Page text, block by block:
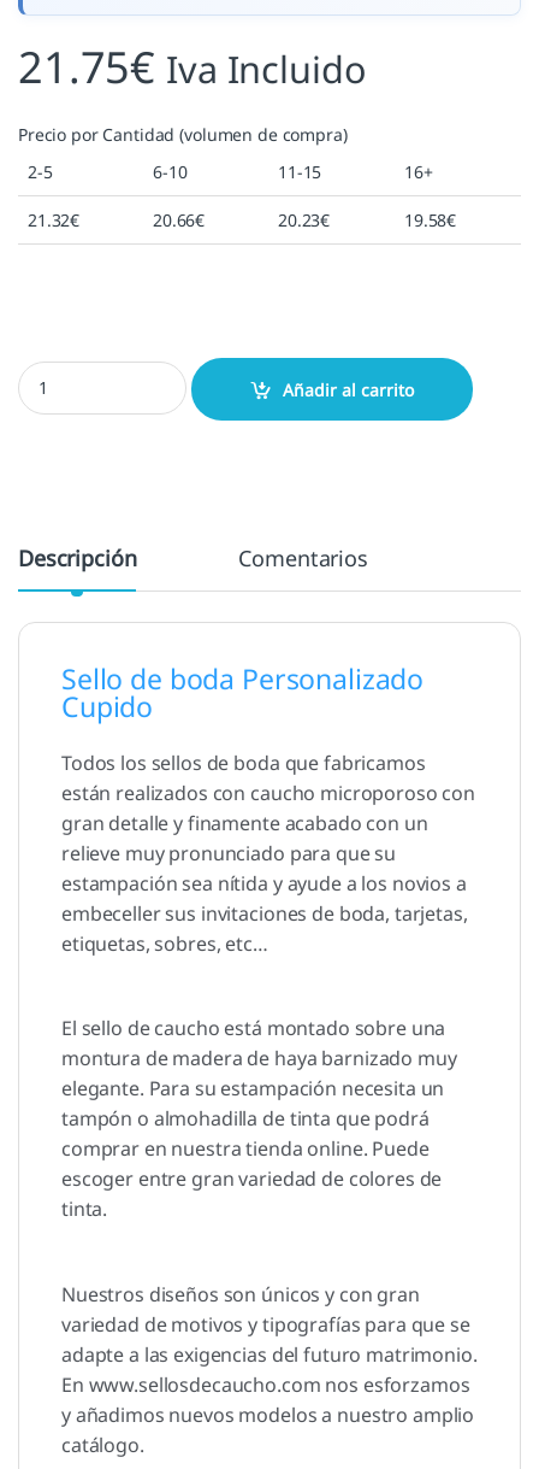
21.75€ Iva Incluido
Precio por Cantidad (volumen de compra)
2-5
6-10 11-15 16+
21.32€ 20.66€ 20.23€ 19.58€
Cupido cantidad
Añadir al carrito
Descripción Comentarios
Sello de boda Personalizado
Cupido
Todos los sellos de boda que fabricamos
están realizados con caucho microporoso con
gran detalle y finamente acabado con un
relieve muy pronunciado para que su
estampación sea nítida y ayude a los novios a
embeceller sus invitaciones de boda, tarjetas,
etiquetas, sobres, etc…
El sello de caucho está montado sobre una
montura de madera de haya barnizado muy
elegante. Para su estampación necesita un
tampón o almohadilla de tinta que podrá
comprar en nuestra tienda online. Puede
escoger entre gran variedad de colores de
tinta.
Nuestros diseños son únicos y con gran
variedad de motivos y tipografías para que se
adapte a las exigencias del futuro matrimonio.
En www.sellosdecaucho.com nos esforzamos
y añadimos nuevos modelos a nuestro amplio
catálogo.